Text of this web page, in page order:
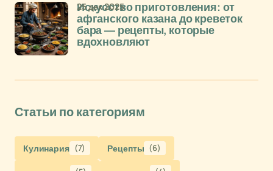
Искусство приготовления: от
афганского казана до креветок
бара — рецепты, которые
вдохновляют
25 дек 2025
Статьи по категориям
Кулинария (7) Рецепты (6)